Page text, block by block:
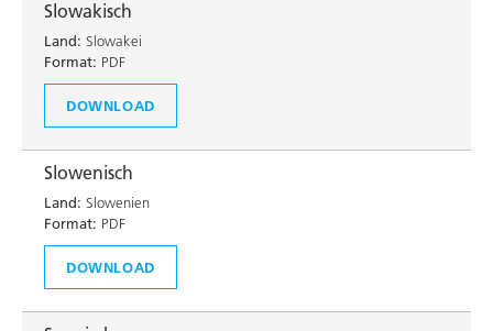
Slowakisch
Land: Slowakei
Format: PDF
DOWNLOAD
Slowenisch
Land: Slowenien
Format: PDF
DOWNLOAD